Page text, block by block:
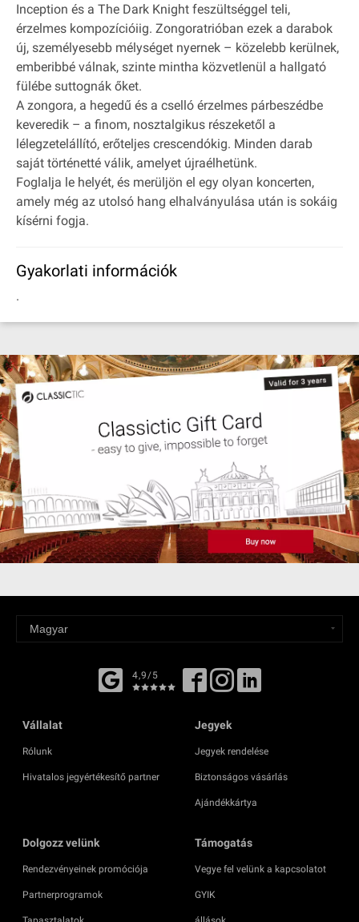
Inception és a The Dark Knight feszültséggel teli,
érzelmes kompozícióiig. Zongoratrióban ezek a darabok
új, személyesebb mélységet nyernek – közelebb kerülnek,
emberibbé válnak, szinte mintha közvetlenül a hallgató
fülébe suttognák őket.
A zongora, a hegedű és a cselló érzelmes párbeszédbe
keveredik – a finom, nosztalgikus részeketől a
lélegzetelállító, erőteljes crescendókig. Minden darab
saját történetté válik, amelyet újraélhetünk.
Foglalja le helyét, és merüljön el egy olyan koncerten,
amely még az utolsó hang elhalványulása után is sokáig
kísérni fogja.
Gyakorlati információk
.
4,9/5
Vállalat
Rólunk
Hivatalos jegyértékesítő partner
Jegyek
Jegyek rendelése
Biztonságos vásárlás
Ajándékkártya
Dolgozz velünk
Rendezvényeinek promóciója
Partnerprogramok
Támogatás
Vegye fel velünk a kapcsolatot
GYIK